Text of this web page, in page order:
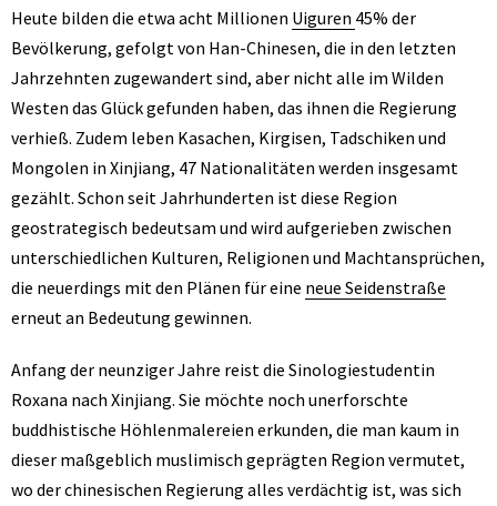
Heute bilden die etwa acht Millionen Uiguren 45% der
Bevölkerung, gefolgt von Han-Chinesen, die in den letzten
Jahrzehnten zugewandert sind, aber nicht alle im Wilden
Westen das Glück gefunden haben, das ihnen die Regierung
verhieß. Zudem leben Kasachen, Kirgisen, Tadschiken und
Mongolen in Xinjiang, 47 Nationalitäten werden insgesamt
gezählt. Schon seit Jahrhunderten ist diese Region
geostrategisch bedeutsam und wird aufgerieben zwischen
unterschiedlichen Kulturen, Religionen und Machtansprüchen,
die neuerdings mit den Plänen für eine neue Seidenstraße
erneut an Bedeutung gewinnen.
Anfang der neunziger Jahre reist die Sinologiestudentin
Roxana nach Xinjiang. Sie möchte noch unerforschte
buddhistische Höhlenmalereien erkunden, die man kaum in
dieser maßgeblich muslimisch geprägten Region vermutet,
wo der chinesischen Regierung alles verdächtig ist, was sich